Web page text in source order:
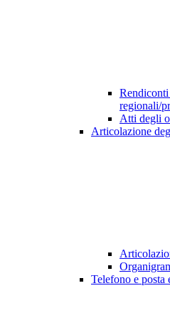
regionali/
Atti degli
Articolazione
Telefono e posta